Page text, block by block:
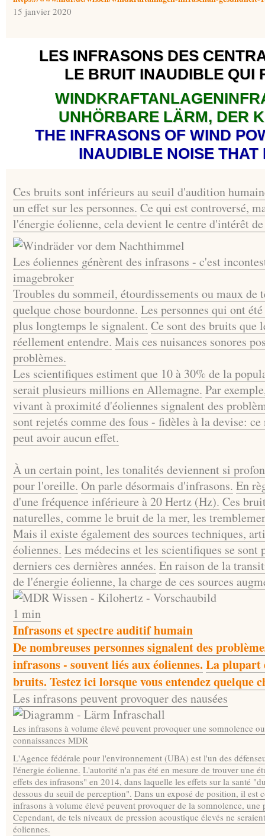
15 janvier 2020
LES INFRASONS DES
LE BRUIT INAUDIBLE QUI
UNHÖRBARE LÄRM, DER
THE INFRASONS OF WIND
INAUDIBLE NOISE THAT
Ces bruits sont inférieurs au seuil d'audition
un effet sur les personnes. Ce qui est controversé,
l'énergie éolienne, cela devient le centre d'intérêt
Les éoliennes génèrent des infrasons - c'est
imagebroker
Troubles du sommeil, étourdissements ou maux
quelque chose bourdonne. Les personnes qui ont
plus longtemps le signalent. Ce sont des bruits que
réellement entendre. Mais ces nuisances sonores
problèmes.
Les scientifiques estiment que 10 à 30% de la
serait plusieurs millions en Allemagne. Par
vivant à proximité d'éoliennes signalent des
sont rejetés comme des fous - fidèles à la devise:
peut avoir aucun effet.
À un certain point, les tonalités deviennent si
pour l'oreille. On parle désormais d'infrasons. En
d'une fréquence inférieure à 20 Hertz (Hz). Ces
naturelles, comme le bruit de la mer, les
Mais il existe également des sources techniques,
éoliennes. Les médecins et les scientifiques se sont
derniers ces dernières années. En raison de la
de l'énergie éolienne, la charge de ces sources
1 min
Infrasons et spectre auditif humain
De nombreuses personnes signalent des
infrasons - souvent liés aux éoliennes. La plupart
bruits. Testez ici lorsque vous entendez quelque
Les infrasons peuvent provoquer des nausées
Les infrasons à volume élevé peuvent provoquer une somnolence
connaissances MDR
L'Agence fédérale pour l'environnement (UBA) est l'un des
l'énergie éolienne. L'autorité n'a pas été en mesure de trouver une
effets des infrasons" en 2014, dans laquelle les effets sur la santé
dessous du seuil de perception". Dans un exposé de position, il est
infrasons à volume élevé peuvent provoquer de la somnolence, une
Cependant, de tels niveaux de pression acoustique élevés ne
éoliennes.